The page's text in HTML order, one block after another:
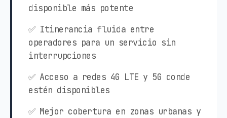
disponible más potente
✅ Itinerancia fluida entre
operadores para un servicio sin
interrupciones
✅ Acceso a redes 4G LTE y 5G donde
estén disponibles
✅ Mejor cobertura en zonas urbanas y